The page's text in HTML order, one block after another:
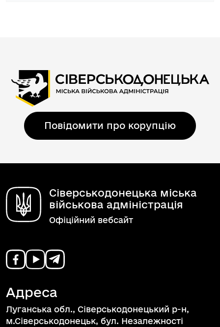
Повідомити про корупцію
Сіверськодонецька міська
військова адміністрація
Офіційний вебсайт
Адреса
Луганська обл., Сіверськодонецький р-н,
м.Сіверськодонецьк, бул. Незалежності